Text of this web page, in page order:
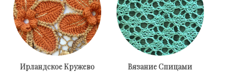
Ирландское Кружево Вязание Спицами